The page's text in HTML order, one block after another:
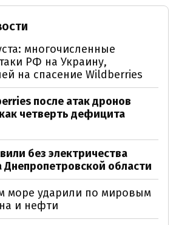
многочисленные
РФ на Украину,
на спасение Wildberries
после атак дронов
четверть дефицита
без электричества
области
море ударили по мировым
и нефти